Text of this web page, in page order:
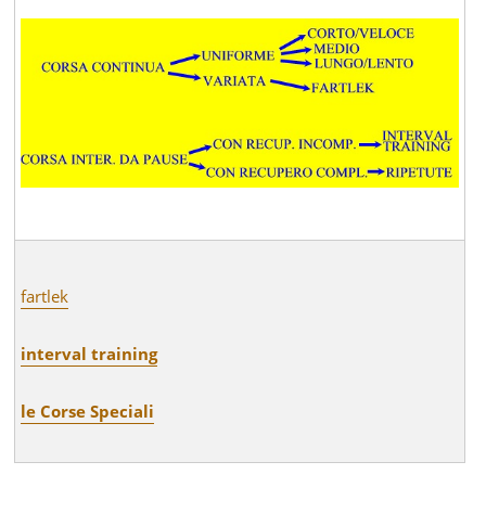
fartlek
interval training
le Corse Speciali